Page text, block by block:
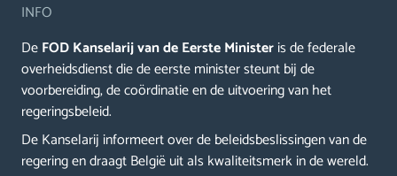
INFO
DeFOD Kanselarij van de Eerste Ministeris de federale
overheidsdienst die de eerste minister steunt bij de
voorbereiding, de coördinatie en de uitvoering van het
regeringsbeleid.
De Kanselarij informeert over de beleidsbeslissingen van de
regering en draagt België uit als kwaliteitsmerk in de wereld.